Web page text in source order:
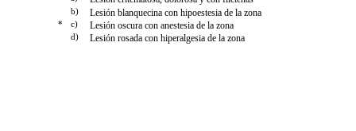
b) Lesión blanquecina con hipoestesia de la zona
* c) Lesión oscura con anestesia de la zona
d) Lesión rosada con hiperalgesia de la zona